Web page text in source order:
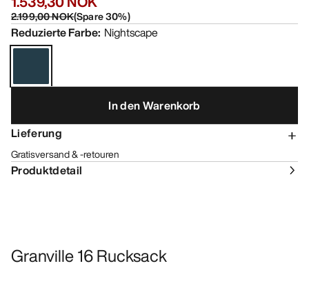
2.199,00 NOK(Spare30%)
Reduzierte Farbe: Nightscape
In den Warenkorb
Lieferung
Gratisversand & -retouren
Produktdetail
Granville 16 Rucksack